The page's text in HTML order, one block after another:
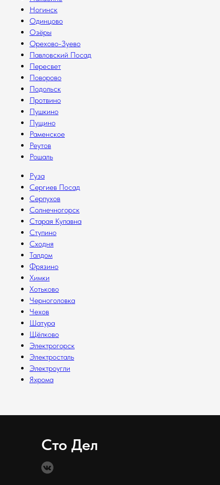
Ногинск
Одинцово
Озёры
Орехово-Зуево
Павловский Посад
Пересвет
Поворово
Подольск
Протвино
Пушкино
Пущино
Раменское
Реутов
Рошаль
Руза
Сергиев Посад
Серпухов
Солнечногорск
Старая Купавна
Ступино
Сходня
Талдом
Фрязино
Химки
Хотьково
Черноголовка
Чехов
Шатура
Щёлково
Электрогорск
Электросталь
Электроугли
Яхрома
Сто Дел